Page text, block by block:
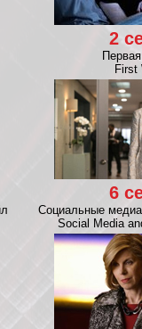
2
First
6
Социальные
Social Media